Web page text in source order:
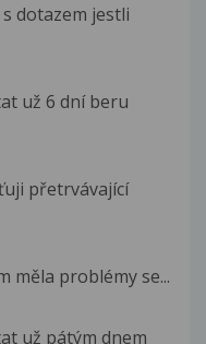
dotazem jestli
už 6 dní beru
přetrvávající
měla problémy se...
už pátým dnem